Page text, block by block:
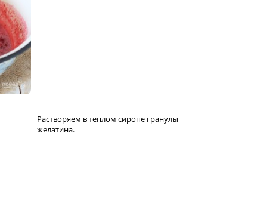
Растворяем в теплом сиропе гранулы
желатина.